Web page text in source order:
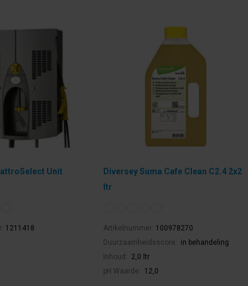
Unit
1211418
Diversey Suma Cafe Clean C2.4 2x2
ltr
Artikelnummer: 100978270
Duurzaamheidsscore:
in behandeling
Inhoud:
2,0 ltr
pH Waarde:
12,0